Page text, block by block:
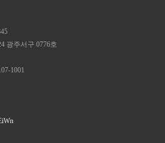
광주서구 0776호
1001